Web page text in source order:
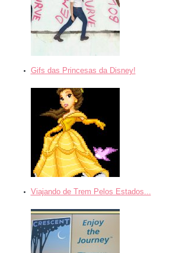
Gifs das Princesas da Disney!
Viajando de Trem Pelos Estados...